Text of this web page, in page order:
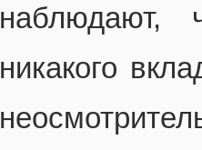
наблюдают,
никакого